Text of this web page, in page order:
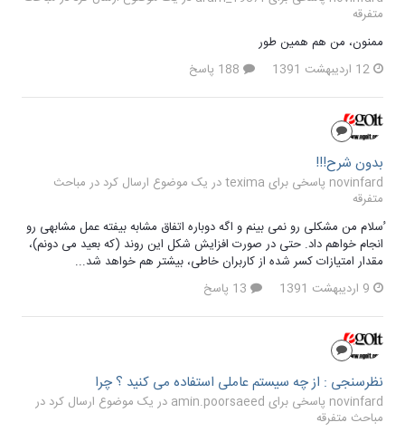
متفرقه
ممنون، من هم همین طور
12 اردیبهشت 1391
بدون شرح!!!
novinfard پاسخی برای texima در یک موضوع ارسال کرد در
مباحث
متفرقه
ُسلام من مشکلی رو نمی بینم و اگه دوباره اتفاق مشابه بیفته عمل مشابهی رو
انجام خواهم داد. حتی در صورت افزایش شکل این روند (که بعید می دونم)،
مقدار امتیازات کسر شده از کاربران خاطی، بیشتر هم خواهد شد...
9 اردیبهشت 1391
نظرسنجی : از چه سیستم عاملی استفاده می کنید ؟ چرا
novinfard پاسخی برای amin.poorsaeed در یک موضوع ارسال کرد در
مباحث متفرقه